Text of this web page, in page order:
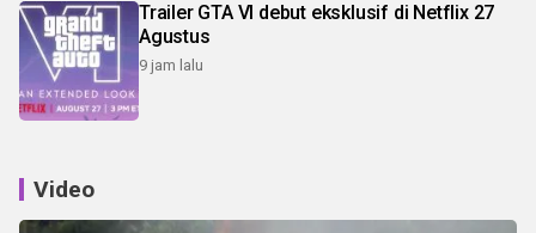
Trailer GTA VI debut eksklusif di Netflix 27
Agustus
9 jam lalu
Video